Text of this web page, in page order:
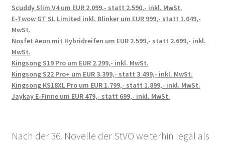
Scuddy Slim V4 um EUR 2.099,- statt 2.590,- inkl. MwSt.
E-Twow GT SL Limited inkl. Blinker um EUR 999,- statt 1.049,-
MwSt.
Nosfet Aeon mit Hybridreifen um EUR 2.599,- statt 2.699,- inkl.
MwSt.
Kingsong S19 Pro um EUR 2.299,- inkl. MwSt.
Kingsong S22 Pro+ um EUR 3.399,- statt 3.499,- inkl. MwSt.
Kingsong KS18XL Pro um EUR 1.799,- statt 1.899,- inkl. MwSt.
Jaykay E-Finne um EUR 479,- statt 699,- inkl. MwSt.
Nach der 36. Novelle der StVO weiterhin legal als